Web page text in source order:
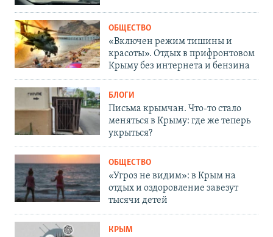
ОБЩЕСТВО
«Включен режим тишины и
красоты». Отдых в прифронтовом
Крыму без интернета и бензина
БЛОГИ
Письма крымчан. Что-то стало
меняться в Крыму: где же теперь
укрыться?
ОБЩЕСТВО
«Угроз не видим»: в Крым на
отдых и оздоровление завезут
тысячи детей
КРЫМ